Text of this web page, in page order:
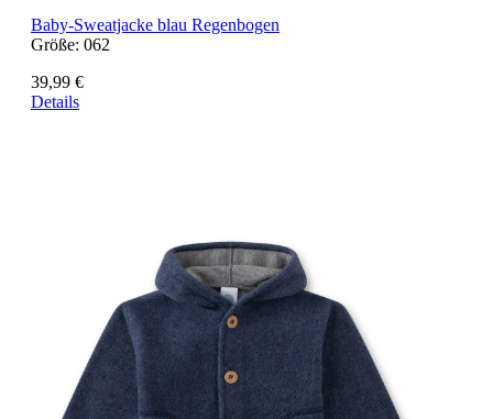
Baby-Sweatjacke blau Regenbogen
Größe: 062
39,99 €
Details